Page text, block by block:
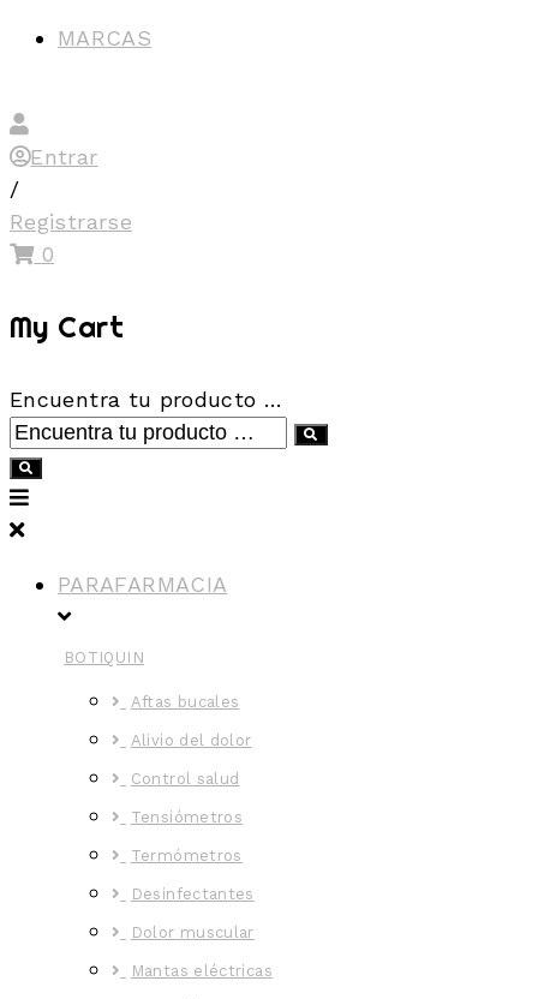
MARCAS
Entrar
/
Registrarse
0
My Cart
Encuentra tu producto …
PARAFARMACIA
BOTIQUIN
Aftas bucales
Alivio del dolor
Control salud
Tensiómetros
Termómetros
Desinfectantes
Dolor muscular
Mantas eléctricas